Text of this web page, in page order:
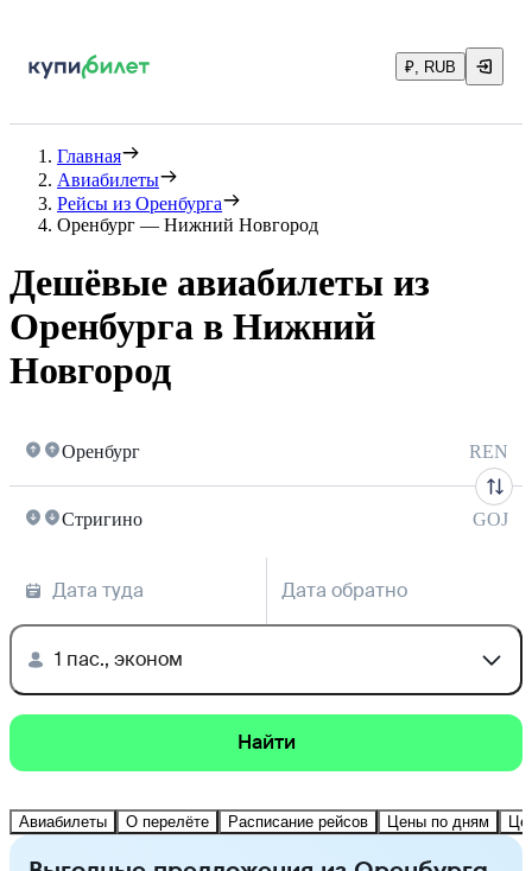
₽, RUB
Главная
Авиабилеты
Рейсы из Оренбурга
Оренбург — Нижний Новгород
Дешёвые авиабилеты из
Оренбурга в Нижний
Новгород
Оренбург REN
Стригино GOJ
Дата туда Дата обратно
1 пас., эконом
Найти
Авиабилеты О перелёте Расписание рейсов Цены по дням